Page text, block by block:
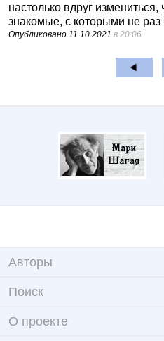
настолько вдруг
знакомые, с которыми не раз
Опубликовано 11.10.2021 в 20:06
Авторы
Поиск
О проекте